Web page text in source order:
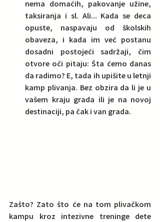
nema domaćih, pakovanje užine,
taksiranja i sl. Ali... Kada se deca
opuste, naspavaju od školskih
obaveza, i kada im već postanu
dosadni postojeći sadržaji, čim
otvore oči pitaju: Šta ćemo danas
da radimo? E, tada ih upišite u letnji
kamp plivanja. Bez obzira da li je u
vašem kraju grada ili je na novoj
destinaciji, pa čak i van grada.
Zašto? Zato što će na tom plivačkom
kampu kroz intezivne treninge dete